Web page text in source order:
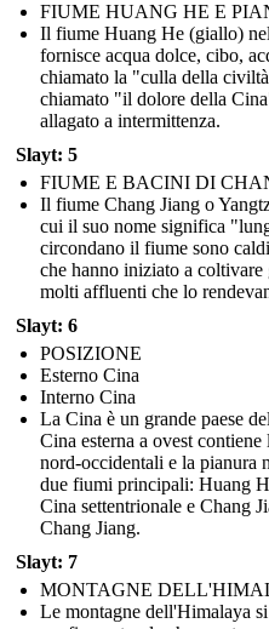
FIUME HUANG HE E
Il fiume Huang He (giallo)
fornisce acqua dolce, cibo,
chiamato la "culla della
chiamato "il dolore della
allagato a intermittenza.
Slayt: 5
FIUME E BACINI DI
Il fiume Chang Jiang o
cui il suo nome significa
circondano il fiume sono
che hanno iniziato a
molti affluenti che lo
Slayt: 6
POSIZIONE
Esterno Cina
Interno Cina
La Cina è un grande paese
Cina esterna a ovest
nord-occidentali e la pianura
due fiumi principali: Huang
Cina settentrionale e Chang
Chang Jiang.
Slayt: 7
MONTAGNE
Le montagne dell'Himalaya